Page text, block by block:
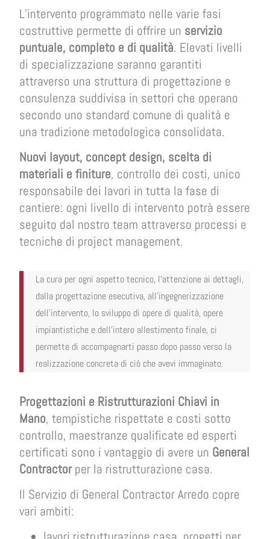
L’intervento programmato nelle varie fasi
costruttive permette di offrire un servizio
puntuale, completo e di qualità. Elevati livelli
di specializzazione saranno garantiti
attraverso una struttura di progettazione e
consulenza suddivisa in settori che operano
secondo uno standard comune di qualità e
una tradizione metodologica consolidata.
Nuovi layout, concept design, scelta di
materiali e finiture, controllo dei costi, unico
responsabile dei lavori in tutta la fase di
cantiere: ogni livello di intervento potrà essere
seguito dal nostro team attraverso processi e
tecniche di project management.
La cura per ogni aspetto tecnico, l’attenzione ai dettagli,
dalla progettazione esecutiva, all’ingegnerizzazione
dell’intervento, lo sviluppo di opere di qualità, opere
impiantistiche e dell’intero allestimento finale, ci
permette di accompagnarti passo dopo passo verso la
realizzazione concreta di ciò che avevi immaginato.
Progettazioni e Ristrutturazioni Chiavi in
Mano, tempistiche rispettate e costi sotto
controllo, maestranze qualificate ed esperti
certificati sono i vantaggio di avere un General
Contractorper la ristrutturazione casa.
Il Servizio di General Contractor Arredo copre
vari ambiti: